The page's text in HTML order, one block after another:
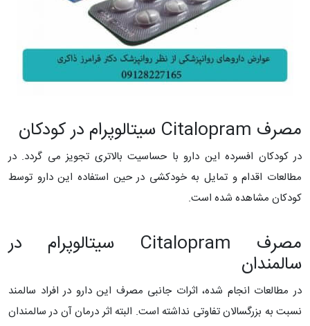
مصرف Citalopram سیتالوپرام در کودکان
در کودکان افسرده این دارو با حساسیت بالاتری تجویز می گردد. در
مطالعات اقدام و تمایل به خودکشی در حین استفاده این دارو توسط
کودکان مشاهده شده است.
مصرف Citalopram سیتالوپرام در
سالمندان
در مطالعات انجام شده، اثرات جانبی مصرف این دارو در افراد سالمند
نسبت به بزرگسالان تفاوتی نداشته است. البته اثر درمان آن در سالمندان